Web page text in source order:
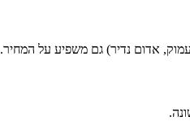
עמוק, אדום נדיר) גם משפיע על המחיר.